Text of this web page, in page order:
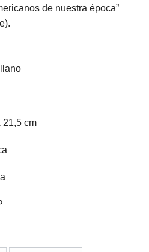
de nuestra época”
21,5 cm